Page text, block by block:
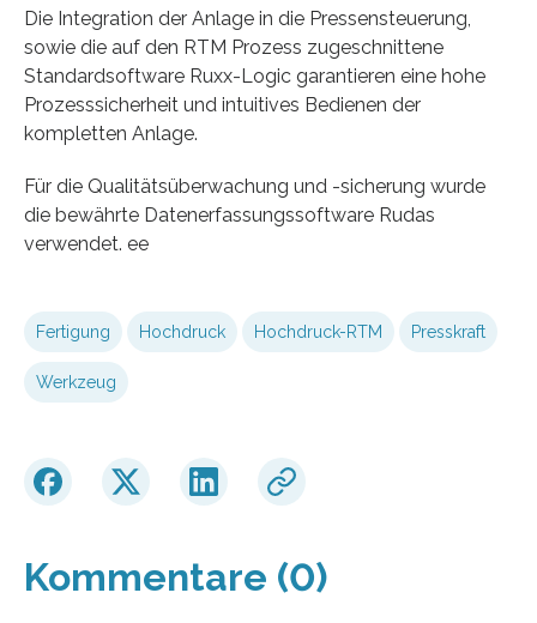
Die Integration der Anlage in die Pressensteuerung,
sowie die auf den RTM Prozess zugeschnittene
Standardsoftware Ruxx-Logic garantieren eine hohe
Prozesssicherheit und intuitives Bedienen der
kompletten Anlage.
Für die Qualitätsüberwachung und -sicherung wurde
die bewährte Datenerfassungssoftware Rudas
verwendet. ee
Fertigung Hochdruck Hochdruck-RTM Presskraft
Werkzeug
Kommentare (0)